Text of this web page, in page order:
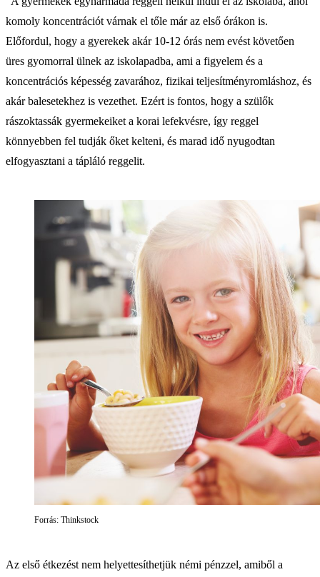
komoly koncentrációt várnak el tőle már az első órákon is.
Előfordul, hogy a gyerekek akár 10-12 órás nem evést követően
üres gyomorral ülnek az iskolapadba, ami a figyelem és a
koncentrációs képesség zavarához, fizikai teljesítményromláshoz, és
akár balesetekhez is vezethet. Ezért is fontos, hogy a szülők
rászoktassák gyermekeiket a korai lefekvésre, így reggel
könnyebben fel tudják őket kelteni, és marad idő nyugodtan
elfogyasztani a tápláló reggelit.
Forrás: Thinkstock
Az első étkezést nem helyettesíthetjük némi pénzzel, amiből a